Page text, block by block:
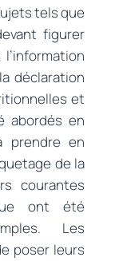
tels que
figurer
déclaration
et
abordés en
prendre en
de la
courantes
ont été
Les
poser leurs